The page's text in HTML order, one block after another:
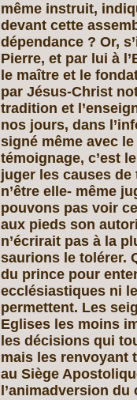
même instruit,
devant cette
dépendance ? Or,
Pierre, et par lui à
le maître et le
par Jésus-Christ
tradition et
nos jours, dans
signé même avec
témoignage, c’est
juger les causes
n’être elle- même
pouvons pas voir
aux pieds son
n’écrirait pas à la
saurions le tolérer.
du prince pour
ecclésiastiques ni
permettent. Les
Eglises les moins
les décisions qui
mais les renvoyant
au Siège
l’animadversion